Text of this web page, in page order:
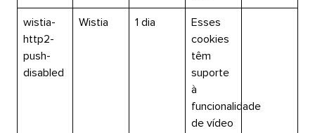
wistia-
http2-
push-
disabled​​
Wistia​​ 1 dia​​
Esses
cookies
têm
suporte
à
funcionalidade
de vídeo